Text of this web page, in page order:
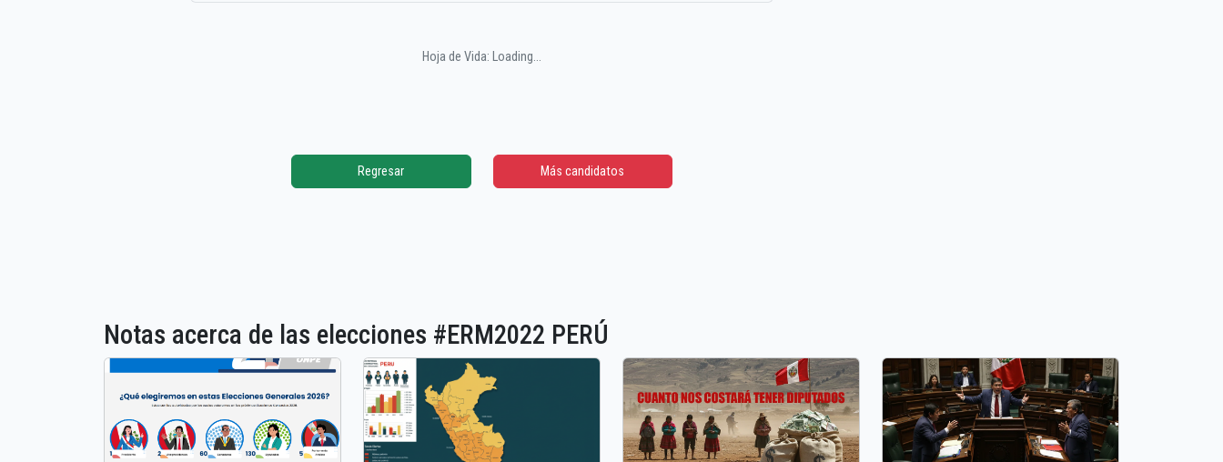
Hoja de Vida: Loading...
Regresar Más candidatos
Notas acerca de las elecciones #ERM2022 PERÚ